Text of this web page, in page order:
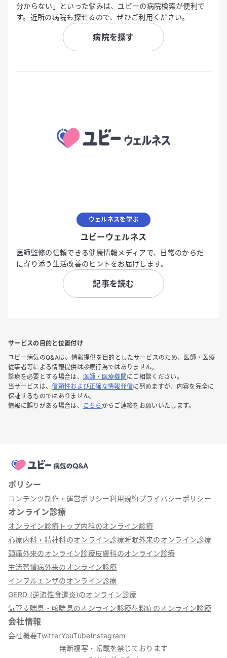
分からない」といった悩みは、ユビーの病院検索が便利で
す。近所の病院も探せるので、ぜひご利用ください。
病院を探す
ウェルネスを学ぶ
ユビーウェルネス
医師監修の信頼できる健康情報メディアで、日常のからだ
に寄り添う生活改善のヒントをお届けします。
記事を読む
サービスの目的と位置付け
ユビー病気のQ&Aは、情報提供を目的としたサービスのため、医師・医療
従事者等による情報提供は診療行為ではありません。
診療を必要とする場合は、
医師・医療機関 にご相談ください。
当サービスは、信頼性および正確な情報発信に努めますが、内容を完全に
保証するものではありません。
情報に誤りがある場合は、
こちら からご連絡をお願いいたします。
ポリシー
コンテンツ制作・運営ポリシー利用規約プライバシーポリシー
オンライン診療
オンライン診療トップ内科のオンライン診療
心療内科・精神科のオンライン診療睡眠外来のオンライン診療
頭痛外来のオンライン診療皮膚科のオンライン診療
生活習慣病外来のオンライン診療
インフルエンザのオンライン診療
GERD (逆流性食道炎)のオンライン診療
気管支喘息・咳喘息のオンライン診療花粉症のオンライン診療
会社情報
会社概要TwitterYouTubeInstagram
無断複写・転載を禁じております